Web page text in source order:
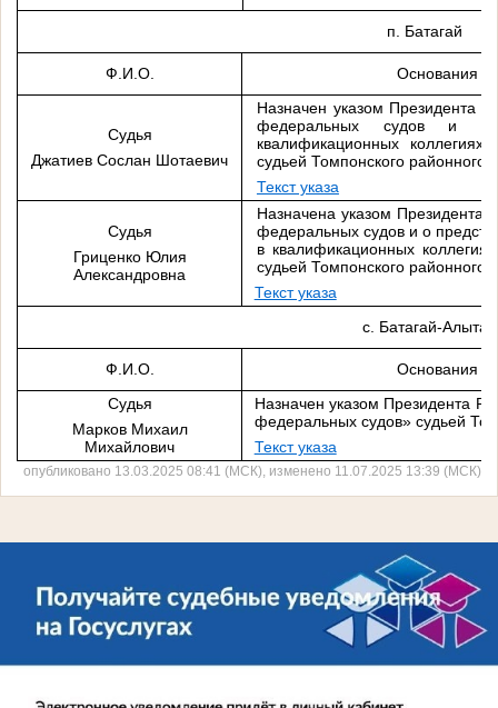
п. Батагай
Ф.И.О. Основания
Судья
Джатиев Сослан Шотаевич
Назначен указом Президента
федеральных судов и о
квалификационных
судьей Томпонского районного
Текст указа
Судья
Гриценко Юлия
Александровна
Назначена указом
федеральных судов и о
в квалификационных
судьей Томпонского районного
Текст указа
с. Батагай-Алыта
Ф.И.О.
Основания
Судья
Марков Михаил
Михайлович
Назначен указом Президента
федеральных судов» судьей
Текст указа
опубликовано 13.03.2025 08:41 (МСК), изменено 11.07.2025 13:39 (МСК)